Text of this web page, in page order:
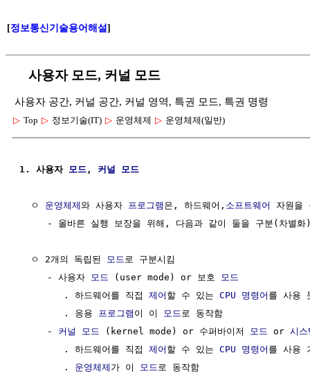
[정보통신기술용어해설]
사용자 모드, 커널 모드
사용자 공간, 커널 공간, 커널 영역, 특권 모드, 특권 명령
▷ Top ▷ 정보기술(IT) ▷ 운영체제 ▷ 운영체제(일반)
1. 사용자 모드 , 커널 모드
  ㅇ
운영체제와 사용자 프로그램 은, 하드웨어, 소프트웨어
자원을
- 올바른 실행 보장을 위해, 다음과 같이 둘을 구분(차별화
  ㅇ 2개의 독립된
모드 로 구분시킴
     - 사용자
모드 (user mode) or 보호
모드
        . 하드웨어를 직접
제어 할 수 있는 CPU 명령어 를 사용
        . 응용
프로그램 이 이 모드 로 동작함
     -
커널 모드 (kernel mode) or 수퍼바이저 모드 or 시스
        . 하드웨어를 직접
제어 할 수 있는 CPU 명령어 를 사용
        .
운영체제 가 이 모드 로 동작함